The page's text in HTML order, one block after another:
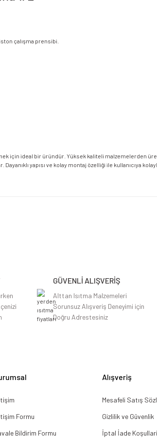
çalışma prensibi.
için ideal bir üründür. Yüksek kaliteli malzemelerden
yapısı ve kolay montaj özelliği ile kullanıcıya
GÜVENLİ ALIŞVERİŞ
Alttan Isıtma Malzemeleri
Sorunsuz Alışveriş Deneyimi için
Doğru Adrestesiniz
Formu
Bildirim Formu
Alışveriş
Mesafeli Satış
Gizlilik ve Güvenlik
İptal İade Koşullari